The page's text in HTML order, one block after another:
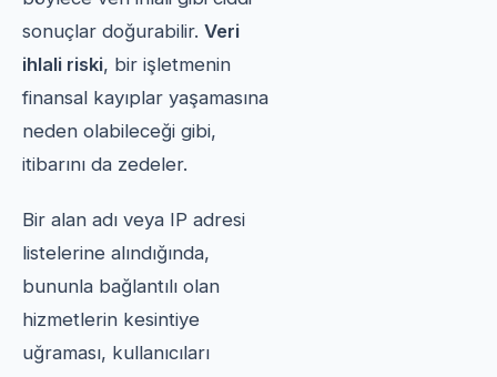
sonuçlar doğurabilir. Veri
ihlali riski, bir işletmenin
finansal kayıplar yaşamasına
neden olabileceği gibi,
itibarını da zedeler.
Bir alan adı veya IP adresi
listelerine alındığında,
bununla bağlantılı olan
hizmetlerin kesintiye
uğraması, kullanıcıları